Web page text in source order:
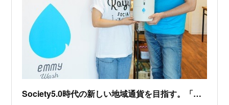
Society5.0時代の新しい地域通貨を目指す。「笑顔（エミー）」と「お金（ゼニー）」の循環をはかる社会実験が宮崎県新富町でスタート